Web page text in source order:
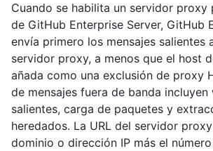
Cuando se habilita un servidor proxy
de GitHub Enterprise Server, GitHub
envía primero los mensajes salientes
servidor proxy, a menos que el host
añada como una exclusión de proxy
de mensajes fuera de banda incluyen
salientes, carga de paquetes y
heredados. La URL del servidor
dominio o dirección IP más el